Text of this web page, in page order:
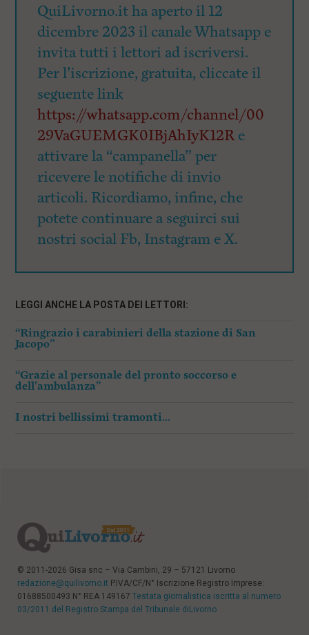
QuiLivorno.it ha aperto il 12
dicembre 2023 il canale Whatsapp e
invita tutti i lettori ad iscriversi.
Per l’iscrizione, gratuita, cliccate il
seguente link
https://whatsapp.com/channel/00
29VaGUEMGK0IBjAhIyK12Re
attivare la “campanella” per
ricevere le notifiche di invio
articoli. Ricordiamo, infine, che
potete continuare a seguirci sui
nostri social Fb, Instagram e X.
LEGGI ANCHE LA POSTA DEI LETTORI:
“Ringrazio i carabinieri della stazione di San
Jacopo”
“Grazie al personale del pronto soccorso e
dell’ambulanza”
I nostri bellissimi tramonti…
© 2011-2026 Gisa snc – Via Cambini, 29 – 57121 Livorno
redazione@quilivorno.it P.IVA/CF/N° Iscrizione Registro Imprese:
01688500493 N° REA 149167 Testata giornalistica iscritta al numero
03/2011 del Registro Stampa del Tribunale diLivorno